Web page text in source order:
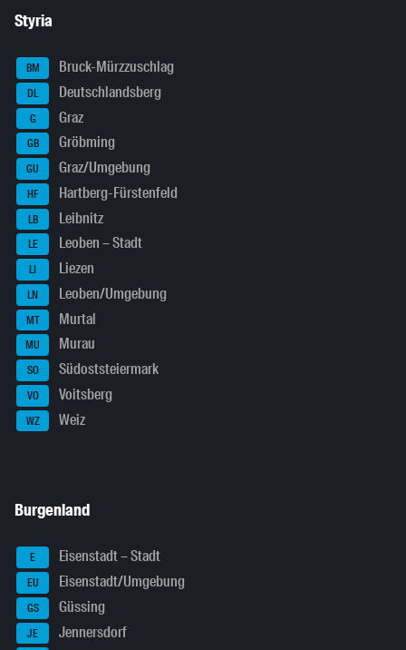
Styria
BM Bruck-Mürzzuschlag
DL Deutschlandsberg
G Graz
GB Gröbming
GU Graz/Umgebung
HF Hartberg-Fürstenfeld
LB Leibnitz
LE Leoben – Stadt
LI Liezen
LN Leoben/Umgebung
MT Murtal
MU Murau
SO Südoststeiermark
VO Voitsberg
WZ Weiz
Burgenland
E Eisenstadt – Stadt
EU Eisenstadt/Umgebung
GS Güssing
JE
Jennersdorf